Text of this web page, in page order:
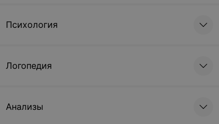
Психология
Логопедия
Анализы